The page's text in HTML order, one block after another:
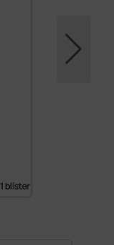
1 blíster